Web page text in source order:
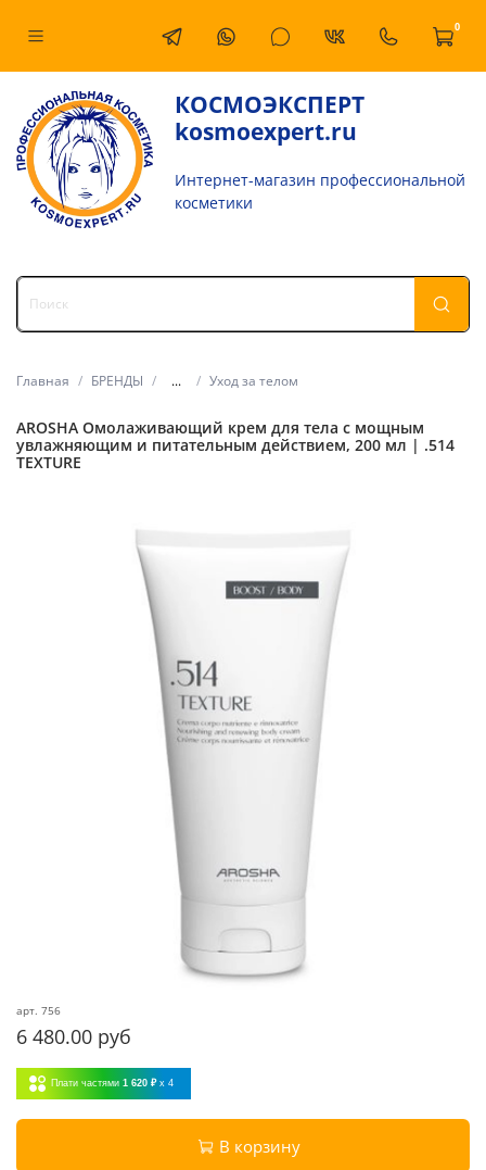
0
КОСМОЭКСПЕРТ
kosmoexpert.ru
Интернет-магазин профессиональной
косметики
Главная БРЕНДЫ ... Уход за телом
AROSHA Омолаживающий крем для тела с мощным
увлажняющим и питательным действием, 200 мл | .514
TEXTURE
арт. 756
6 480.00 руб
Плати частями 1 620 ₽ x 4
В корзину